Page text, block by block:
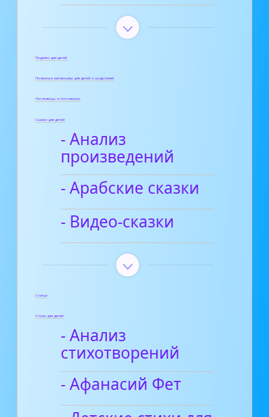
Поделки для детей
Полезные материалы для детей и родителей
Пословицы и поговорки
Сказки для детей
- Анализ
произведений
- Арабские сказки
- Видео-сказки
Статьи
Стихи для детей
- Анализ
стихотворений
- Афанасий Фет